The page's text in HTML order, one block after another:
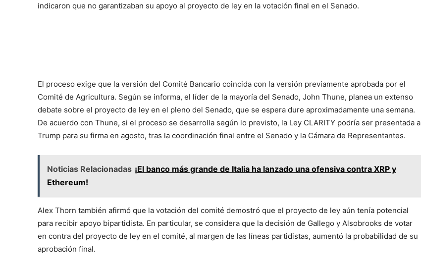
indicaron que no garantizaban su apoyo al proyecto de ley en la votación final en el Senado.
El proceso exige que la versión del Comité Bancario coincida con la versión previamente aprobada por el
Comité de Agricultura. Según se informa, el líder de la mayoría del Senado, John Thune, planea un extenso
debate sobre el proyecto de ley en el pleno del Senado, que se espera dure aproximadamente una semana.
De acuerdo con Thune, si el proceso se desarrolla según lo previsto, la Ley CLARITY podría ser presentada a
Trump para su firma en agosto, tras la coordinación final entre el Senado y la Cámara de Representantes.
Noticias Relacionadas ¡El banco más grande de Italia ha lanzado una ofensiva contra XRP y
Ethereum!
Alex Thorn también afirmó que la votación del comité demostró que el proyecto de ley aún tenía potencial
para recibir apoyo bipartidista. En particular, se considera que la decisión de Gallego y Alsobrooks de votar
en contra del proyecto de ley en el comité, al margen de las líneas partidistas, aumentó la probabilidad de su
aprobación final.